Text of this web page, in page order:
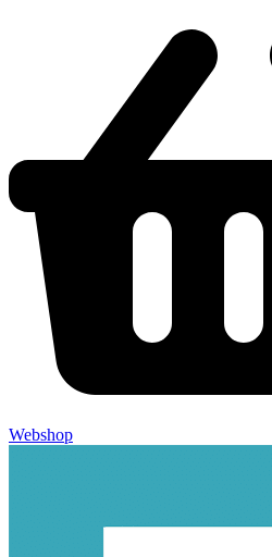
Webshop